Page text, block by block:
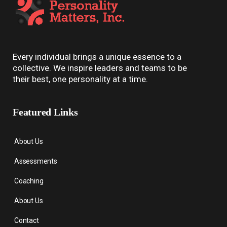
Every individual brings a unique essence to a
collective. We inspire leaders and teams to be
their best, one personality at a time.
Featured Links
About Us
Assessments
Coaching
About Us
Contact